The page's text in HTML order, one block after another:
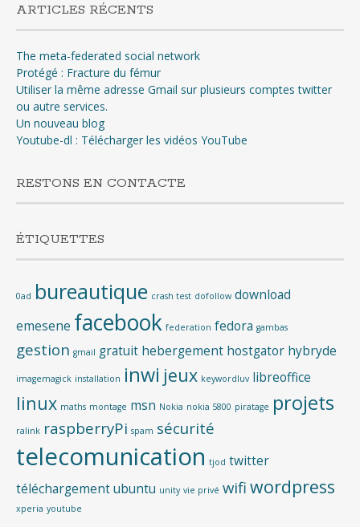
ARTICLES RÉCENTS
The meta-federated social network
Protégé : Fracture du fémur
Utiliser la même adresse Gmail sur plusieurs comptes twitter
ou autre services.
Un nouveau blog
Youtube-dl : Télécharger les vidéos YouTube
RESTONS EN CONTACTE
ÉTIQUETTES
0ad bureautique crash test dofollow download
emesene facebook federation fedora gambas
gestion gmail gratuit hebergement hostgator hybryde
imagemagick installation inwi jeux keywordluv libreoffice
linux maths montage msn Nokia nokia 5800 piratage projets
ralink raspberryPi spam sécurité
telecomunication tjod twitter
téléchargementubuntu unity vie privé wifi wordpress
xperia youtube